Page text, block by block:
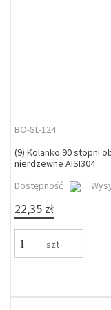
BO-SL-124
(9) Kolanko 90 stopni
nierdzewne AISI304
Dostępność
22,35 zł
szt